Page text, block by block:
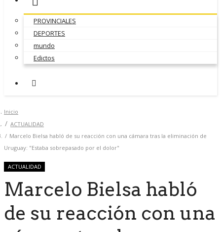
PROVINCIALES
DEPORTES
mundo
Edictos
Inicio
ACTUALIDAD
Marcelo Bielsa habló de su reacción con una cámara tras la eliminación de
Uruguay: "Estaba sobrepasado por el dolor"
ACTUALIDAD
Marcelo Bielsa habló
de su reacción con una